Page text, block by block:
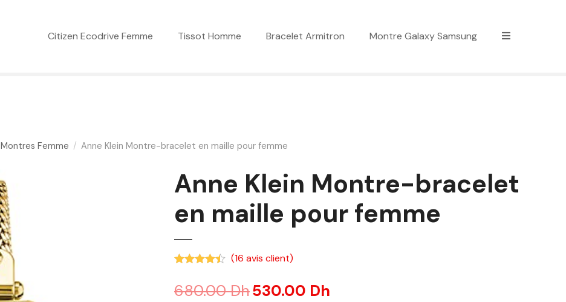
Citizen Ecodrive Femme Tissot Homme Bracelet Armitron Montre Galaxy Samsung
Montres Femme Anne Klein Montre-bracelet en maille pour femme
Anne Klein Montre-bracelet
en maille pour femme
(16 avis client)
680.00Dh530.00 Dh